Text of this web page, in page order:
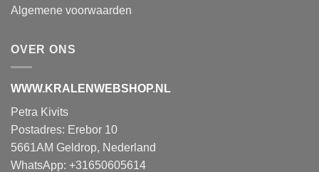
Algemene voorwaarden
OVER ONS
WWW.KRALENWEBSHOP.NL
Petra Kivits
Postadres: Erebor 10
5661AM Geldrop, Nederland
WhatsApp: +31650605614